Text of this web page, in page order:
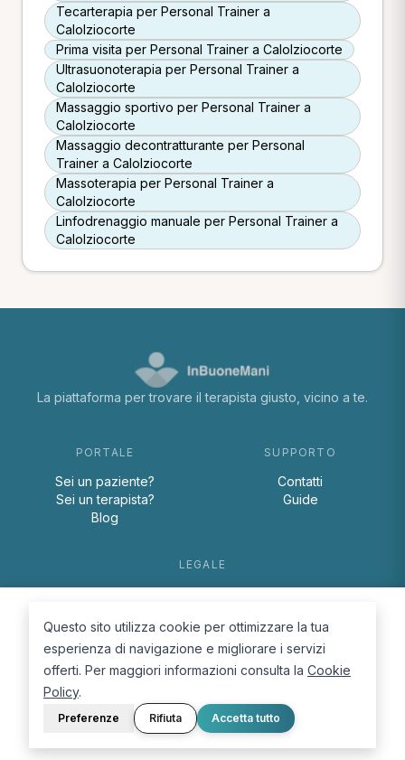
Tecarterapia per Personal Trainer a
Calolziocorte
Prima visita per Personal Trainer a Calolziocorte
Ultrasuonoterapia per Personal Trainer a
Calolziocorte
Massaggio sportivo per Personal Trainer a
Calolziocorte
Massaggio decontratturante per Personal
Trainer a Calolziocorte
Massoterapia per Personal Trainer a
Calolziocorte
Linfodrenaggio manuale per Personal Trainer a
Calolziocorte
La piattaforma per trovare il terapista giusto, vicino a te.
PORTALE
Sei un paziente?
Sei un terapista?
Blog
SUPPORTO
Contatti
Guide
LEGALE
Cookie Policy
© 2026 D.Lab S.r.l. — InBuoneMani
Questo sito utilizza cookie per ottimizzare la tua
esperienza di navigazione e migliorare i servizi
offerti. Per maggiori informazioni consulta la Cookie
Policy.
Preferenze Rifiuta Accetta tutto